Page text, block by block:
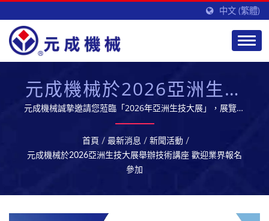
中文 (繁體)
元成機械於2026亞洲生技
大展舉辦技術講座 歡迎業
界報名參加
元成機械誠摯邀請您蒞臨「2026年亞洲生技大展」，展覽日
期為7月16日至19日，地點位於台北南港展覽館一館4F，攤位
號碼 L610。今年，我們特別邀請產學界專家，於展位內舉辦
三場跨時代的技術與趨勢講座，內容橫跨先進製程設備、數位
孿生技術與AI連續製程的智慧升級。 誠摯邀請您蒞臨，與我
元成擁有專業的研發團隊,提供優質的生技製藥設備及服務,開
首頁 / 最新消息 / 新聞活動 /
元成機械於2026亞洲生技大展舉辦技術講座 歡迎業界報名
參加